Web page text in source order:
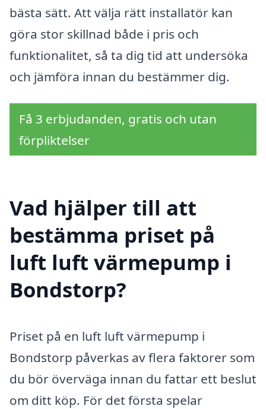
bästa sätt. Att välja rätt installatör kan
göra stor skillnad både i pris och
funktionalitet, så ta dig tid att undersöka
och jämföra innan du bestämmer dig.
Få 3 erbjudanden, gratis och utan
förpliktelser
Vad hjälper till att
bestämma priset på
luft luft värmepump i
Bondstorp?
Priset på en luft luft värmepump i
Bondstorp påverkas av flera faktorer som
du bör överväga innan du fattar ett beslut
om ditt köp. För det första spelar